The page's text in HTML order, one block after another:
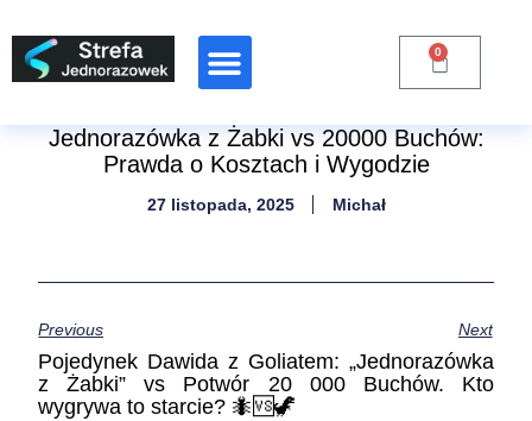
0
Jednorazówka z Żabki vs 20000 Buchów:
Prawda o Kosztach i Wygodzie
27 listopada, 2025 Michał
Previous Next
Pojedynek Dawida z Goliatem: „Jednorazówka
z Żabki” vs Potwór 20 000 Buchów. Kto
wygrywa to starcie? 🐜🆚🦖